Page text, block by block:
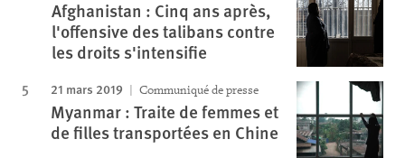
Afghanistan : Cinq ans après,
l'offensive des talibans contre
les droits s'intensifie
21 mars 2019 Communiqué de presse
Myanmar : Traite de femmes et
de filles transportées en Chine